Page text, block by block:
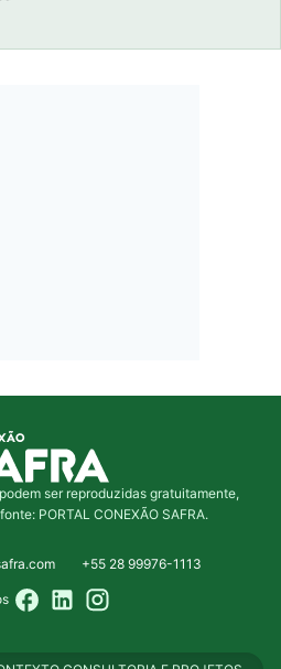
ser reproduzidas gratuitamente,
PORTAL CONEXÃO SAFRA.
+55 28 99976-1113